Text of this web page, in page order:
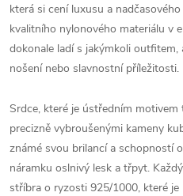
která si cení luxusu a
kvalitního nylonového materiálu v
dokonale ladí s jakýmkoli
nošení nebo slavnostní příležitosti.
Srdce, které je ústředním
precizně vybroušenými kameny
známé svou brilancí a schopností
náramku oslnivý lesk a třpyt.
stříbra o ryzosti 925/1000, které je